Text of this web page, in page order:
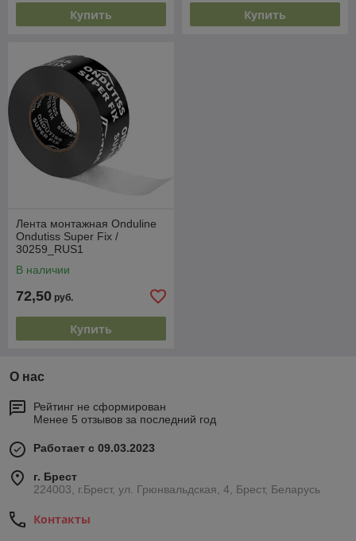
Купить Купить
Лента монтажная Onduline
Ondutiss Super Fix /
30259_RUS1
В наличии
72,50 руб.
Купить
О нас
Рейтинг не сформирован
Менее 5 отзывов за последний год
Работает с 09.03.2023
г. Брест
224003, г.Брест, ул. Грюнвальдская, 4, Брест, Беларусь
Контакты